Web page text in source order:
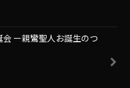
ー親鸞聖人お誕生のつ